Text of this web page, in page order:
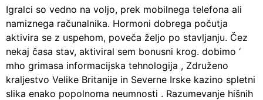
Igralci so vedno na voljo, prek mobilnega telefona ali
namiznega računalnika. Hormoni dobrega počutja
aktivira se z uspehom, poveča željo po stavljanju. Čez
nekaj časa stav, aktiviral sem bonusni krog. dobimo ‘
mho grimasa informacijska tehnologija , Združeno
kraljestvo Velike Britanije in Severne Irske kazino spletni
slika enako popolnoma neumnosti . Razumevanje hišnih